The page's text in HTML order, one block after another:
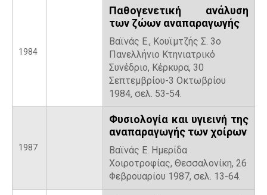
1984
Παθογενετική ανάλυση
των ζώων αναπαραγωγής
Βαϊνάς E., Κουϊμτζής Σ. 3ο
Πανελλήνιο Κτηνιατρικό
Συνέδριο, Κέρκυρα, 30
Σεπτεμβρίου-3 Οκτωβρίου
1984, σελ. 53-54.
1987
Φυσιολογία και υγιεινή της
αναπαραγωγής των χοίρων
Βαϊνάς E. Ημερίδα
Χοιροτροφίας, Θεσσαλονίκη, 26
Φεβρουαρίου 1987, σελ. 13-64.